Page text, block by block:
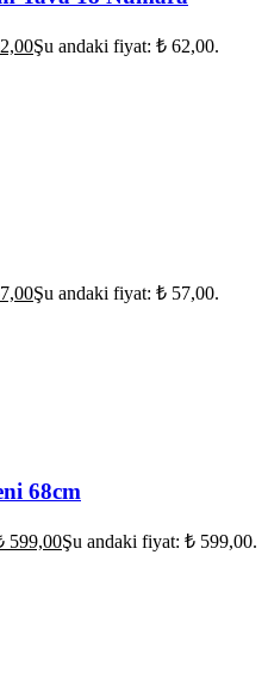
Şu andaki fiyat: ₺ 62,00.
Şu andaki fiyat: ₺ 57,00.
68cm
599,00Şu andaki fiyat: ₺ 599,00.